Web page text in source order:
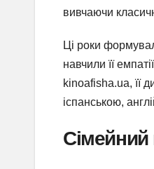
вивчаючи
Ці роки
навчили її
kinoafisha.ua, її
іспанською,